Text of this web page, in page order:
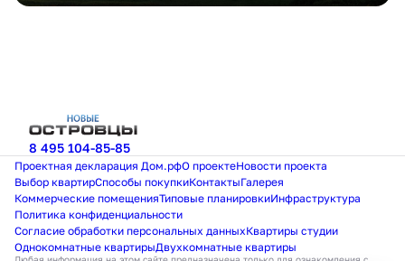
8 495 104-85-85
Проектная декларация Дом.рфО проектеНовости проекта
Выбор квартирСпособы покупкиКонтактыГалерея
Коммерческие помещенияТиповые планировкиИнфраструктура
Политика конфиденциальности
Согласие обработки персональных данныхКвартиры студии
Однокомнатные квартирыДвухкомнатные квартиры